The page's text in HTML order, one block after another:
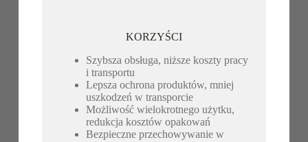
KORZYŚCI
Szybsza obsługa, niższe koszty pracy
i transportu
Lepsza ochrona produktów, mniej
uszkodzeń w transporcie
Możliwość wielokrotnego użytku,
redukcja kosztów opakowań
Bezpieczne przechowywanie w